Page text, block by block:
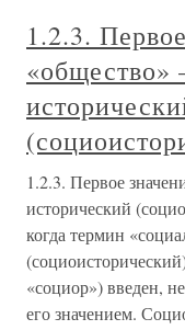
1.2.3.
1.2.3. Первое
исторический
когда термин
«социор») введен,
его значением.